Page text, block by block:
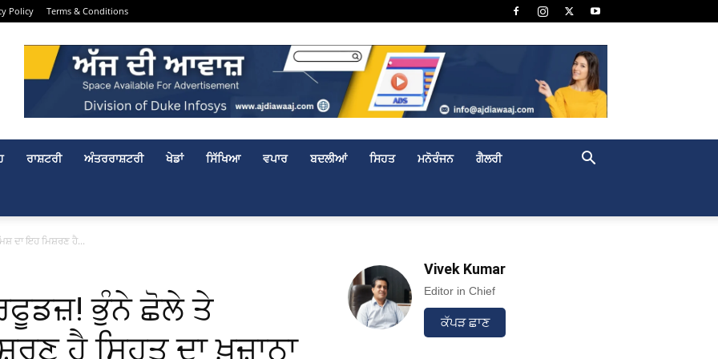
Policy Terms & Conditions
ਰਾਸ਼ਟਰੀ ਅੰਤਰਰਾਸ਼ਟਰੀ ਖੇਡਾਂ ਸਿੱਖਿਆ ਵਪਾਰ ਬਦਲੀਆਂ ਸਿਹਤ ਮਨੋਰੰਜਨ ਗੈਲਰੀ
ਦਾ ਇਹ ਮਿਸ਼ਰਣ ਹੈ...
ਭੁੰਨੇ ਛੋਲੇ ਤੇ
ਹੈ ਸਿਹਤ ਦਾ ਖ਼ਜ਼ਾਨਾ
Vivek Kumar
Editor in Chief
ਕੱਪੜ ਛਾਣ